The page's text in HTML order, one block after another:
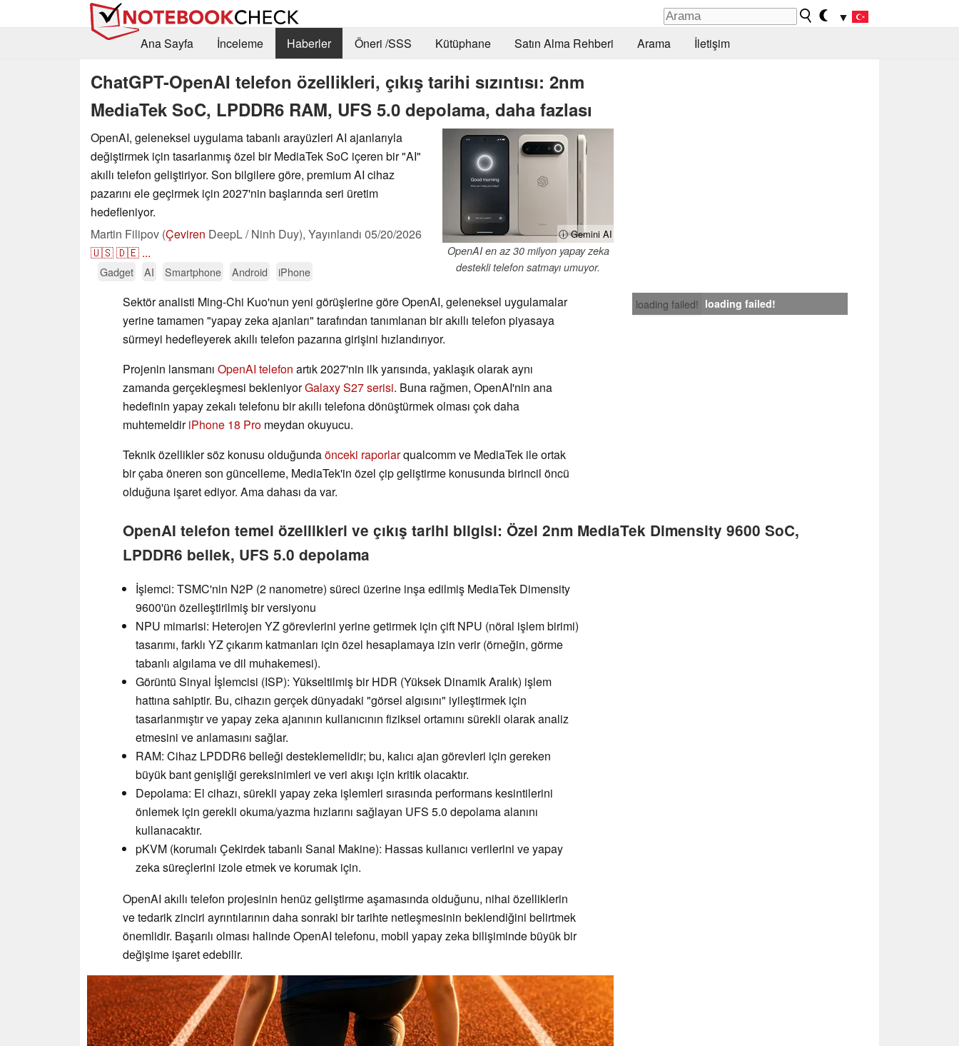
▼
Ana Sayfa
İnceleme Haberler Öneri /SSS Kütüphane Satın Alma Rehberi Arama İletişim
ChatGPT-OpenAI telefon özellikleri, çıkış tarihi sızıntısı: 2nm
MediaTek SoC, LPDDR6 RAM, UFS 5.0 depolama, daha fazlası
ⓘ Gemini AI
OpenAI en az 30 milyon yapay zeka
destekli telefon satmayı umuyor.
OpenAI, geleneksel uygulama tabanlı arayüzleri AI ajanlarıyla
değiştirmek için tasarlanmış özel bir MediaTek SoC içeren bir "AI"
akıllı telefon geliştiriyor. Son bilgilere göre, premium AI cihaz
pazarını ele geçirmek için 2027'nin başlarında seri üretim
hedefleniyor.
Martin Filipov (Çeviren DeepL / Ninh Duy), Yayınlandı 05/20/2026
🇺🇸🇩🇪 ...
Gadget AI Smartphone Android iPhone
loading failed! loading failed!
Sektör analisti Ming-Chi Kuo'nun yeni görüşlerine göre OpenAI, geleneksel uygulamalar
yerine tamamen "yapay zeka ajanları" tarafından tanımlanan bir akıllı telefon piyasaya
sürmeyi hedefleyerek akıllı telefon pazarına girişini hızlandırıyor.
Projenin lansmanı OpenAI telefon artık 2027'nin ilk yarısında, yaklaşık olarak aynı
zamanda gerçekleşmesi bekleniyorGalaxy S27 serisi. Buna rağmen, OpenAI'nin ana
hedefinin yapay zekalı telefonu bir akıllı telefona dönüştürmek olması çok daha
muhtemeldiriPhone 18 Pro meydan okuyucu.
Teknik özellikler söz konusu olduğundaönceki raporlarqualcomm ve MediaTek ile ortak
bir çaba öneren son güncelleme, MediaTek'in özel çip geliştirme konusunda birincil öncü
olduğuna işaret ediyor. Ama dahası da var.
OpenAI telefon temel özellikleri ve çıkış tarihi bilgisi: Özel 2nm MediaTek Dimensity 9600 SoC,
LPDDR6 bellek, UFS 5.0 depolama
İşlemci: TSMC'nin N2P (2 nanometre) süreci üzerine inşa edilmiş MediaTek Dimensity
9600'ün özelleştirilmiş bir versiyonu
NPU mimarisi: Heterojen YZ görevlerini yerine getirmek için çift NPU (nöral işlem birimi)
tasarımı, farklı YZ çıkarım katmanları için özel hesaplamaya izin verir (örneğin, görme
tabanlı algılama ve dil muhakemesi).
Görüntü Sinyal İşlemcisi (ISP): Yükseltilmiş bir HDR (Yüksek Dinamik Aralık) işlem
hattına sahiptir. Bu, cihazın gerçek dünyadaki "görsel algısını" iyileştirmek için
tasarlanmıştır ve yapay zeka ajanının kullanıcının fiziksel ortamını sürekli olarak analiz
etmesini ve anlamasını sağlar.
RAM: Cihaz LPDDR6 belleği desteklemelidir; bu, kalıcı ajan görevleri için gereken
büyük bant genişliği gereksinimleri ve veri akışı için kritik olacaktır.
Depolama: El cihazı, sürekli yapay zeka işlemleri sırasında performans kesintilerini
önlemek için gerekli okuma/yazma hızlarını sağlayan UFS 5.0 depolama alanını
kullanacaktır.
pKVM (korumalı Çekirdek tabanlı Sanal Makine): Hassas kullanıcı verilerini ve yapay
zeka süreçlerini izole etmek ve korumak için.
OpenAI akıllı telefon projesinin henüz geliştirme aşamasında olduğunu, nihai özelliklerin
ve tedarik zinciri ayrıntılarının daha sonraki bir tarihte netleşmesinin beklendiğini belirtmek
önemlidir. Başarılı olması halinde OpenAI telefonu, mobil yapay zeka bilişiminde büyük bir
değişime işaret edebilir.